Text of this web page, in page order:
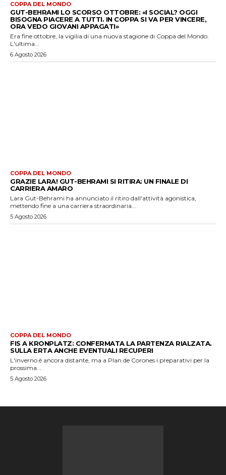
COPPA DEL MONDO
GUT-BEHRAMI LO SCORSO OTTOBRE: «I SOCIAL? OGGI
BISOGNA PIACERE A TUTTI. IN COPPA SI VA PER VINCERE,
ORA VEDO GIOVANI APPAGATI»
Era fine ottobre, la vigilia di una nuova stagione di Coppa del Mondo.
L'ultima...
6 Agosto 2026
COPPA DEL MONDO
GRAZIE LARA! GUT-BEHRAMI SI RITIRA: UN FINALE DI
CARRIERA AMARO
Lara Gut-Behrami ha annunciato il ritiro dall'attività agonistica,
mettendo fine a una carriera straordinaria...
5 Agosto 2026
COPPA DEL MONDO
FIS A KRONPLATZ: CONFERMATA LA PARTENZA RIALZATA.
SULLA ERTA ANCHE EVENTUALI RECUPERI
L'inverno è ancora distante, ma a Plan de Corones i preparativi per la
prossima...
5 Agosto 2026